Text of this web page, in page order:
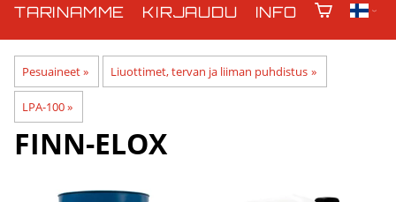
TARINAMME
KIRJAUDU INFO
Pesuaineet‪» Liuottimet, tervan ja liiman puhdistus ‪»
LPA-100‪»
FINN-ELOX